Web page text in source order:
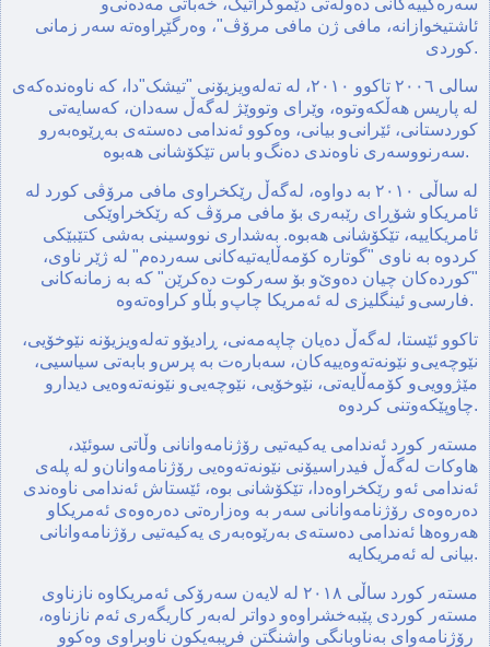
ئاشتیخوازانه‌، مافی ژن مافی مرۆڤ"، وه‌رگێڕاوه‌ته‌ سه‌ر زمانی
کوردی.
سالی ٢٠٠٦ تاکوو ٢٠١٠، له‌ ته‌له‌ویزیۆنی "تیشک"دا، که‌ ناوه‌نده‌که‌ی
له‌ پاریس هه‌ڵکه‌وتوه‌، وێرای وتووێژ له‌گه‌ڵ سه‌دان، که‌سایه‌تی
کوردستانی، ئێرانی‌و بیانی، وه‌کوو ئه‌ندامی ده‌سته‌ی به‌ڕێوه‌به‌رو
سه‌رنووسه‌ری ناوه‌ندی ده‌نگ‌و باس تێکۆشانی هه‌بوه‌.
ئامریکاو شۆڕای رێبه‌ری بۆ مافی مرۆڤ که‌ رێکخراوێکی
ئامریکاییه‌، تێکۆشانی هه‌بوە. بەشداری نووسینی به‌شی کتێبێکی
کردوە به‌ ناوی "گوتاره‌ کۆمه‌ڵایه‌تیه‌کانی سه‌رده‌م" له‌ ژێر ناوی،
"کورده‌کان چیان ده‌وێ‌و بۆ سه‌رکوت ده‌کرێن"‌ کە به‌ زمانه‌کانی
فارسی‌و ئینگلیزی لە ئەمریکا چاپ‌و بڵاو کراوه‌ته‌وه‌.
تاکوو ئێستا، له‌گه‌ڵ ده‌یان چاپه‌مه‌نی، ڕادیۆو ته‌له‌ویزیۆنه‌ نێوخۆیی،
نێوچه‌یی‌و نێونه‌ته‌وه‌ییه‌کان، سه‌باره‌ت به‌ پرس‌و بابه‌تی سیاسیی،
مێژوویی‌و کۆمه‌ڵایه‌تی، نێوخۆیی‌، نێوچه‌یی‌و نێونه‌ته‌وه‌یی دیدارو
چاوپێکه‌وتنی کردوه‌.
مسته‌ر كورد ئه‌ندامی یه‌کیه‌تیی رۆژنامه‌وانانی وڵاتی سوئێد،
هاوکات له‌گه‌ڵ فیدراسیۆنی نێونه‌ته‌وه‌یی رۆژنامه‌وانان‌و له‌ پله‌ی
ئه‌ندامی ئه‌و رێکخراوه‌دا، تێکۆشانی بوە، ئێستاش ئەندامی ناوەندی
دەره‌وەی رۆژنامەوانانی سەر بە وەزارەتی دەرەوەی ئەمریکاو
هه‌روه‌ها ئه‌ندامی ده‌سته‌ی به‌رێوه‌به‌ری یه‌كیه‌تیی رۆژنامه‌وانانی
بیانی له‌ ئه‌مریكایه‌.
مسته‌ر كورد ساڵی ٢٠١٨ لە لایەن سەرۆکی ئەمریکاوە نازناوی
مستەر کوردی پێبەخشراوەو دواتر لەبەر کاریگەری ئەم نازناوە،
رۆژنامەوای بەناوبانگی واشنگتن فریبەیکون ناوبراوی وەکوو